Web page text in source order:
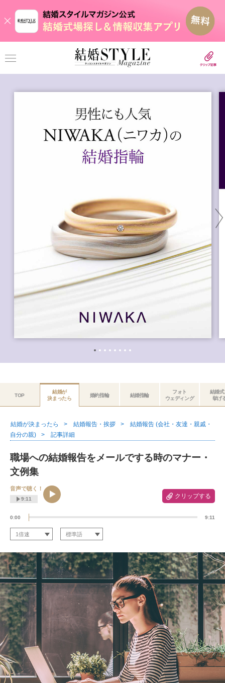
TOP
結婚が
決まったら
婚約指輪 結婚指輪
フォト
ウェディング
結婚
挙げ
結婚が決まったら 結婚報告・挨拶
結婚報告 (会社・友達・親戚・
自分の親)
記事詳細
職場への結婚報告をメールでする時のマナー・
文例集
クリップする
音声で聴く！
9:11
0:00 9:11